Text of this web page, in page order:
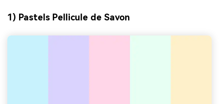
1) Pastels Pellicule de Savon